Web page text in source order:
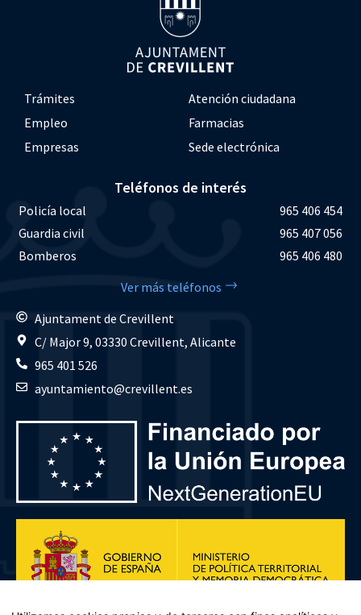
Trámites
Atención ciudadana
Empleo
Farmacias
Empresas
Sede electrónica
Teléfonos de interés
Policía local
965 406 454
Guardia civil
965 407 056
Bomberos
965 406 480
Ver más teléfonos
Ajuntament de Crevillent
C/ Major 9, 03330 Crevillent, Alicante
965 401 526
ayuntamiento@crevillent.es